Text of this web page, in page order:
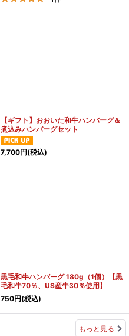
【ギフト】おおいた和牛ハンバーグ＆
煮込みハンバーグセット
7,700円(税込)
黒毛和牛ハンバーグ 180g（1個）【黒
毛和牛70％、US産牛30％使用】
750円(税込)
もっと見る